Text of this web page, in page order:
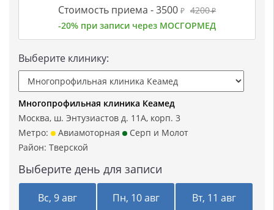
Стоимость приема -3500 ₽ 4200₽
-20% при записи через МОСГОРМЕД
Выберите клинику:
Многопрофильная клиника Кеамед
Москва, ш. Энтузиастов д. 11А, корп. 3
Метро:
Авиамоторная
Серп и Молот
Район: Тверской
Выберите день для записи
Вс, 9 авг Пн, 10 авг Вт, 11 авг